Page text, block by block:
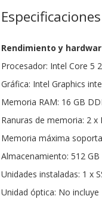
Especificaciones
Rendimiento y
Procesador: Intel Core 5
Gráfica: Intel Graphics
Memoria RAM: 16 GB
Ranuras de memoria: 2 x
Memoria máxima
Almacenamiento: 512 GB
Unidades instaladas: 1 x
Unidad óptica: No incluye